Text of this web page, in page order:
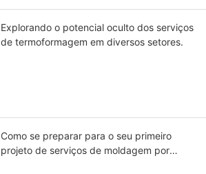
Explorando o potencial oculto dos serviços
de termoformagem em diversos setores.
Como se preparar para o seu primeiro
projeto de serviços de moldagem por